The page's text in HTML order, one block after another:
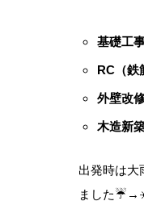
基礎工
RC（鉄
外壁改
木造新
出発時は大
ました